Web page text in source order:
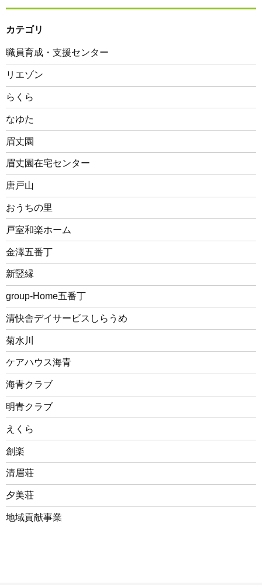
カテゴリ
職員育成・支援センター
リエゾン
らくら
なゆた
眉丈園
眉丈園在宅センター
唐戸山
おうちの里
戸室和楽ホーム
金澤五番丁
新竪縁
group-Home五番丁
清快舎デイサービスしらうめ
菊水川
ケアハウス海青
海青クラブ
明青クラブ
えくら
創楽
清眉荘
夕美荘
地域貢献事業